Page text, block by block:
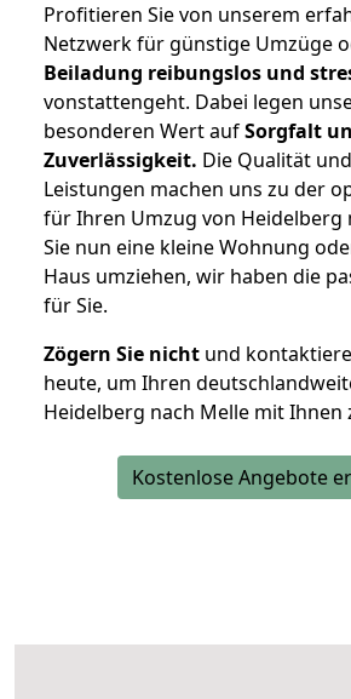
Profitieren Sie von unserem
Netzwerk für günstige Umzüge
Beiladung reibungslos und
vonstattengeht. Dabei legen
besonderen Wert aufSorgfalt
Zuverlässigkeit. Die Qualität
Leistungen machen uns zu der
für Ihren Umzug von Heidelberg
Sie nun eine kleine Wohnung
Haus umziehen, wir haben die
für Sie.
Zögern Sie nicht und
heute, um Ihren
Heidelberg nach Melle mit Ihnen
Kostenlose Angebote